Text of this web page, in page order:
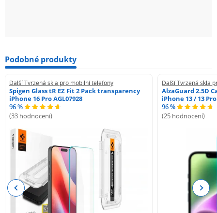
Podobné produkty
Další Tvrzená skla pro mobilní telefony
Spigen Glass tR EZ Fit 2 Pack transparency
iPhone 16 Pro AGL07928
96 %
(33 hodnocení)
Další Tvrzená skla
AlzaGuard 2.5D
iPhone 13 / 13 Pro
96 %
(25 hodnocení)
Previous Next